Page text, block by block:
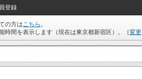
登録
の方はこちら 。
時間を表示します（現在は東京都新宿区 ）。 ［変更